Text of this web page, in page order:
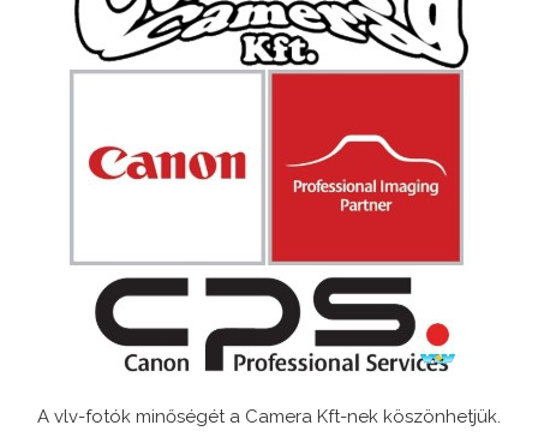
A vlv-fotók minőségét a Camera Kft-nek köszönhetjük.